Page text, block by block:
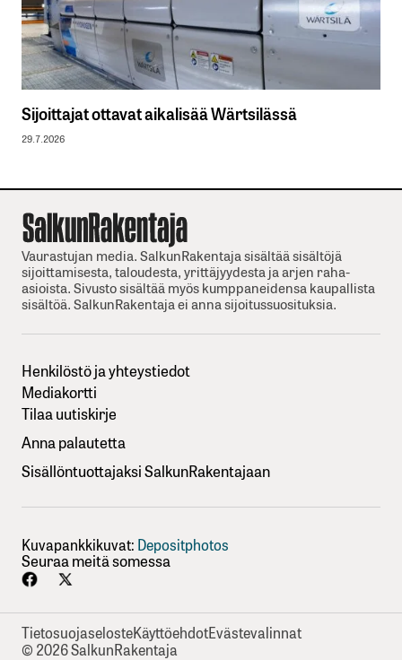
Sijoittajat ottavat aikalisää Wärtsilässä
29.7.2026
Vaurastujan media. SalkunRakentaja sisältää sisältöjä
sijoittamisesta, taloudesta, yrittäjyydesta ja arjen raha-
asioista. Sivusto sisältää myös kumppaneidensa kaupallista
sisältöä. SalkunRakentaja ei anna sijoitussuosituksia.
Henkilöstö ja yhteystiedot
Mediakortti
Tilaa uutiskirje
Anna palautetta
Sisällöntuottajaksi SalkunRakentajaan
Kuvapankkikuvat: Depositphotos
Seuraa meitä somessa
TietosuojaselosteKäyttöehdotEvästevalinnat
© 2026 SalkunRakentaja